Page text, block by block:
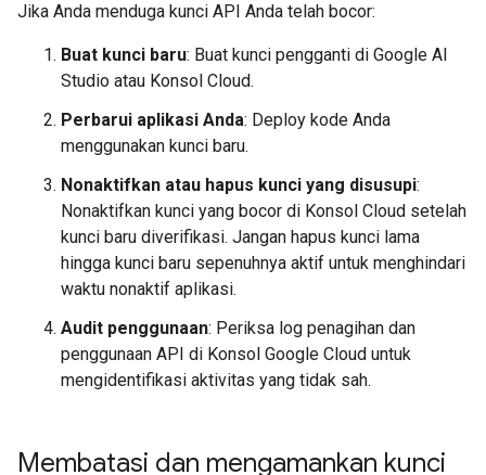
Jika Anda menduga kunci API Anda telah bocor:
Buat kunci baru: Buat kunci pengganti di Google AI
Studio atau Konsol Cloud.
Perbarui aplikasi Anda: Deploy kode Anda
menggunakan kunci baru.
Nonaktifkan atau hapus kunci yang disusupi:
Nonaktifkan kunci yang bocor di Konsol Cloud setelah
kunci baru diverifikasi. Jangan hapus kunci lama
hingga kunci baru sepenuhnya aktif untuk menghindari
waktu nonaktif aplikasi.
Audit penggunaan: Periksa log penagihan dan
penggunaan API di Konsol Google Cloud untuk
mengidentifikasi aktivitas yang tidak sah.
Membatasi dan mengamankan kunci